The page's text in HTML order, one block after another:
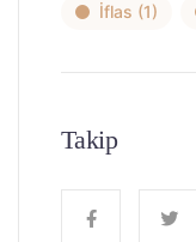
İflas (1)
Takip